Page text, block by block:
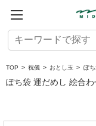
TOP > 祝儀 > おとし玉 > ぽち
ぽち袋 運だめし 絵合